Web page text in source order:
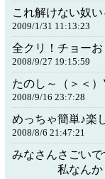
これ解けない奴い
2009/1/31 11:13:23
全クリ！チョー
2008/9/27 19:15:59
たのし～（＞＜
2008/9/16 23:7:28
めっちゃ簡単♪楽
2008/8/6 21:47:21
みな
私な